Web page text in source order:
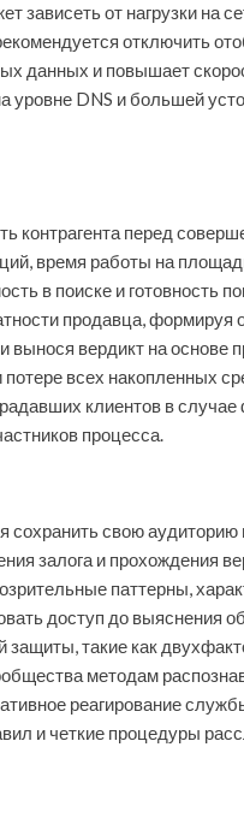
от нагрузки на
отключить
данных и повышает
уровне DNS и большей
контрагента перед
время работы на
в поиске и готовность
продавца,
вынося вердикт на основе
всех накопленных
клиентов в
процесса.
сохранить свою аудиторию
залога и прохождения
паттерны,
доступ до выяснения
такие как
методам
реагирование
и четкие процедуры